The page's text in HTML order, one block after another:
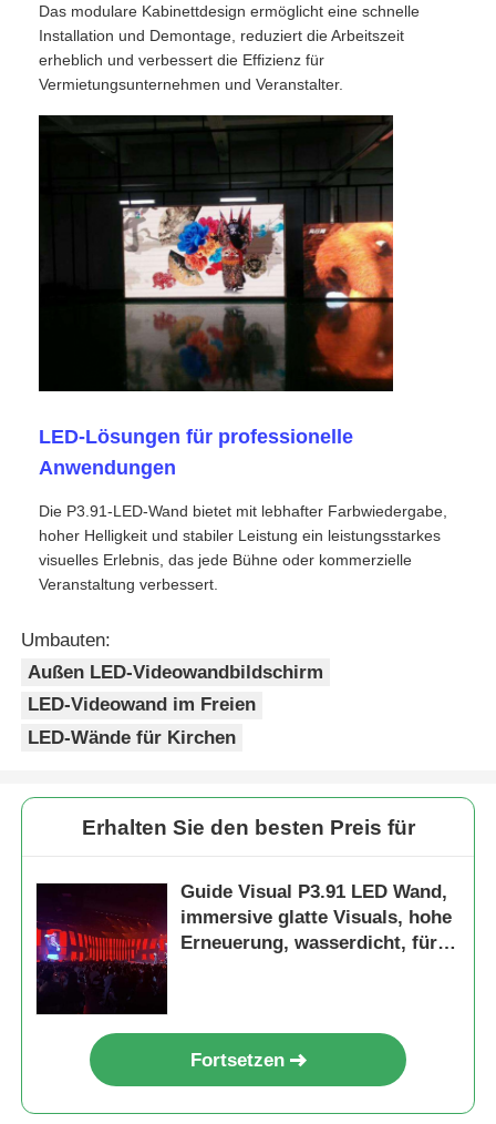
LED -Anzeigebildschirm
Vermietung von LED-Bildschirmen
COB -LED -Videowand
Transparentes LED -Display
SMD LED-Bildschirm
LED-Anzeigetafel für den Außenbereich
LED-Werbetafel im Freien
Das modulare Kabinettdesign ermöglicht eine schnelle
Installation und Demontage, reduziert die Arbeitszeit
erheblich und verbessert die Effizienz für
Vermietungsunternehmen und Veranstalter.
LED-Lösungen für professionelle
Anwendungen
Die P3.91-LED-Wand bietet mit lebhafter Farbwiedergabe,
hoher Helligkeit und stabiler Leistung ein leistungsstarkes
visuelles Erlebnis, das jede Bühne oder kommerzielle
Veranstaltung verbessert.
Umbauten:
Außen LED-Videowandbildschirm
LED-Videowand im Freien
LED-Wände für Kirchen
Erhalten Sie den besten Preis für
Guide Visual P3.91 LED Wand,
immersive glatte Visuals, hohe
Erneuerung, wasserdicht, für
Fortsetzen